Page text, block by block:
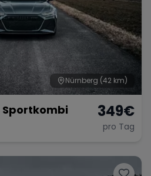
Nürnberg (42 km)
Sportkombi 349€
pro Tag